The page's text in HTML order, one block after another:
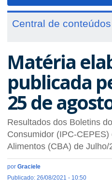
Central de conteúdos
Matéria
publicada
25 de
Resultados dos Boletins
Consumidor (IPC-
Alimentos (CBA) de Julho/
por Graciele
Publicado: 26/08/2021 - 10:50